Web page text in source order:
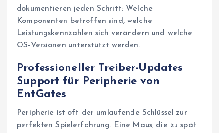
dokumentieren jeden Schritt: Welche
Komponenten betroffen sind, welche
Leistungskennzahlen sich verändern und welche
OS-Versionen unterstützt werden.
Professioneller Treiber-Updates
Support für Peripherie von
EntGates
Peripherie ist oft der umlaufende Schlüssel zur
perfekten Spielerfahrung. Eine Maus, die zu spät